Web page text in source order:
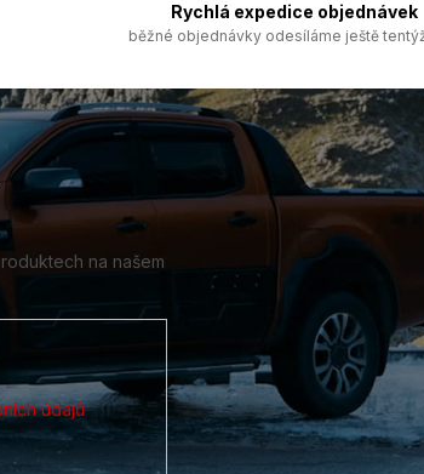
Rychlá expedice objednávek
běžné objednávky odesíláme ještě
na našem
údajů